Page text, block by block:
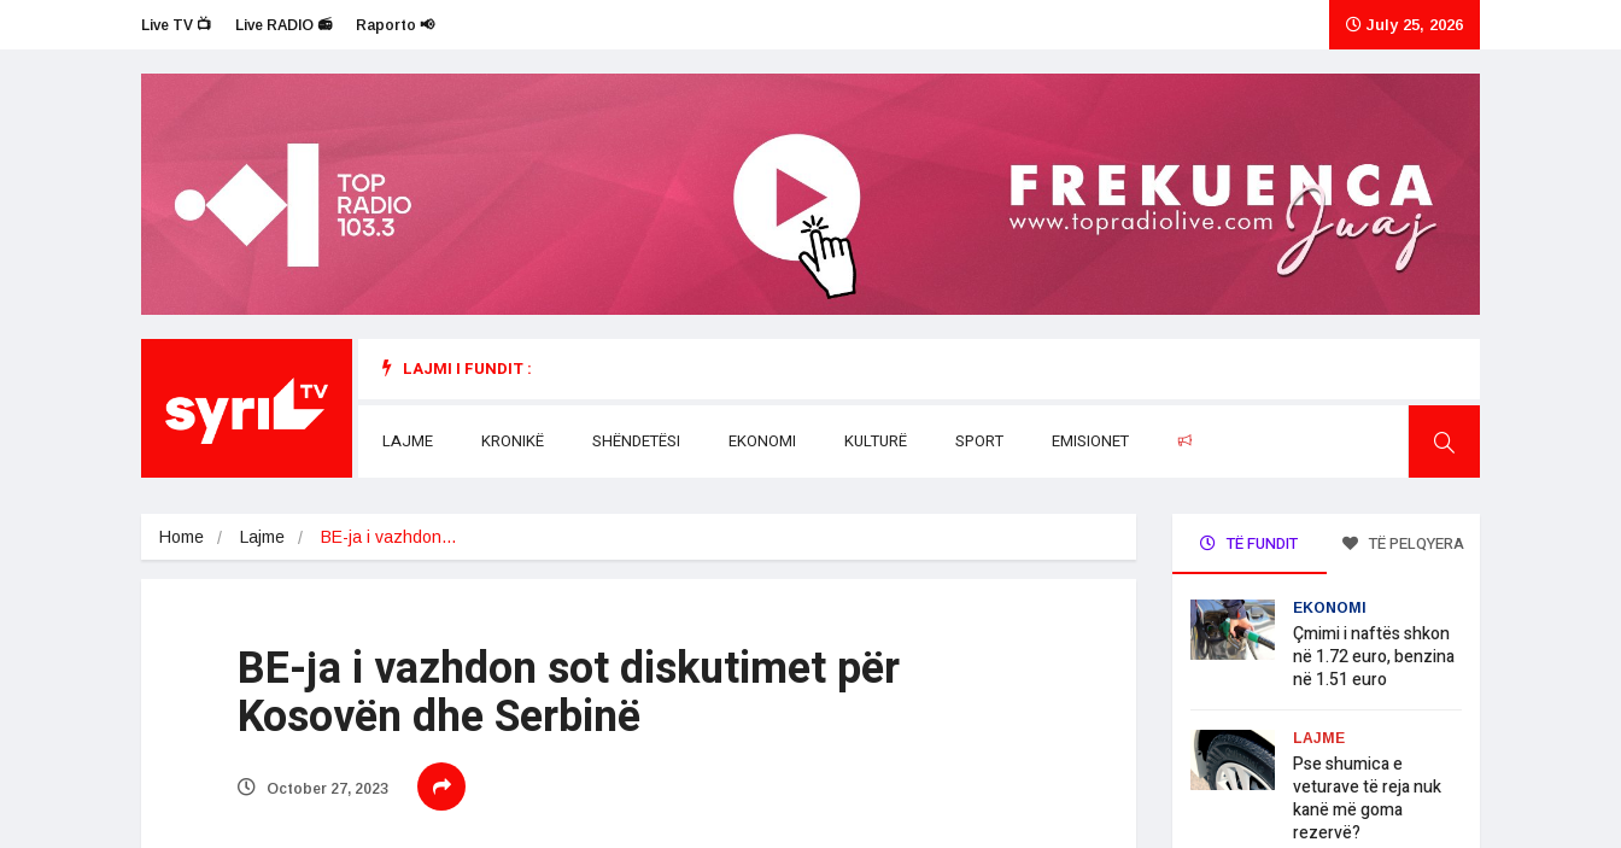
Live TV 📺 Live RADIO 📻 Raporto 📢 July 25, 2026
LAJMI I FUNDIT :
LAJME KRONIKË SHËNDETËSI EKONOMI KULTURË SPORT EMISIONET
Home Lajme BE-ja i vazhdon…
BE-ja i vazhdon sot diskutimet për
Kosovën dhe Serbinë
October 27, 2023
TË FUNDIT TË PELQYERA
EKONOMI
Çmimi i naftës shkon
në 1.72 euro, benzina
në 1.51 euro
LAJME
Pse shumica e
veturave të reja nuk
kanë më goma
rezervë?